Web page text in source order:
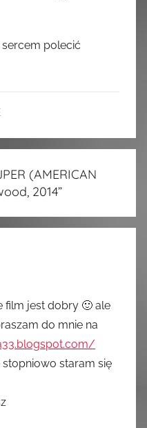
polecić
(AMERICAN
2014”
film jest dobry 🙂 ale
do mnie na
stopniowo staram się